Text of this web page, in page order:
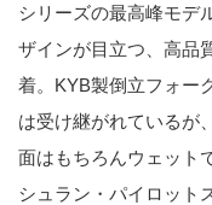
シリーズの最高峰モデ
ザインが目立つ、高品
着。KYB製倒立フォー
は受け継がれているが
面はもちろんウェット
シュラン・パイロット